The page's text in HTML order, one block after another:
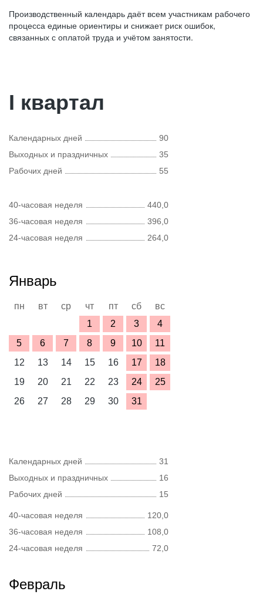
Производственный календарь даёт всем участникам рабочего
процесса единые ориентиры и снижает риск ошибок,
связанных с оплатой труда и учётом занятости.
I квартал
Календарных дней
90
Выходных и праздничных
35
Рабочих дней
55
40-часовая неделя
440,0
36-часовая неделя
396,0
24-часовая неделя
264,0
Январь
пн вт ср чт пт сб
вс
1
2 3
4
5
6 7 8 9 10
11
12
13 14 15 16 17
18
19
20 21 22 23 24
25
26
27 28 29 30 31
Календарных дней
31
Выходных и праздничных
16
Рабочих дней
15
40-часовая неделя
120,0
36-часовая неделя
108,0
24-часовая неделя
72,0
Февраль